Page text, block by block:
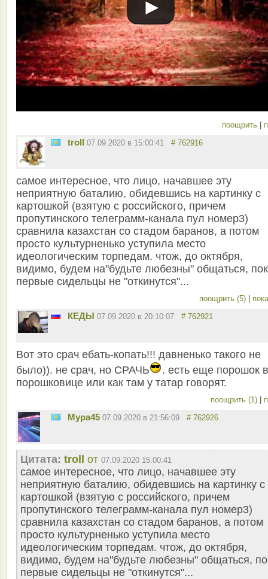
поощрить |
troll 07.09.2020 в 15:00:41 # 762916
самое интересное, что лицо, начавшее эту
неприятную баталию, обидевшись на картинку с
картошкой (взятую с российского, причем
пропутинского телеграмм-канала пул номер3)
сравнила казахстан со стадом баранов, а потом
просто культурненько уступила место
идеологическим торпедам. чтож, до октября,
видимо, будем на"будьте любезны" общаться,
первые сидельцы не "откинутся"...
поощрить (5) |
КЕДЫ 07.09.2020 в 20:10:07 # 762921
Вот это срач ебать-копать!!! давненько такого не
было)). не срач, но СРАЧЬ
. есть еще порошок в
порошковице или как там у татар говорят.
поощрить (1) |
Мура45 07.09.2020 в 21:56:09 # 762926
Цитата: troll от 07.09.2020 15:00:41
самое интересное, что лицо, начавшее эту
неприятную баталию, обидевшись на картинку с
картошкой (взятую с российского, причем
пропутинского телеграмм-канала пул номер3)
сравнила казахстан со стадом баранов, а потом
просто культурненько уступила место
идеологическим торпедам. чтож, до октября,
видимо, будем на"будьте любезны" общаться,
первые сидельцы не "откинутся"...